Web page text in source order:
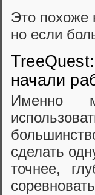
Это похоже
но если
начали
Именно
сделать
точнее,